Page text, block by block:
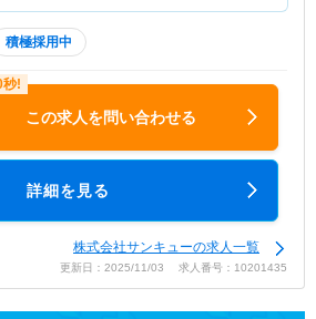
積極採用中
この求人を問い合わせる
詳細を見る
株式会社サンキューの求人一覧
更新日：2025/11/03 求人番号：10201435